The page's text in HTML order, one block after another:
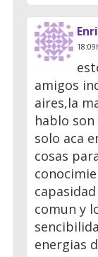
amigos
aires,la
hablo
solo aca
cosas
comun y
energias